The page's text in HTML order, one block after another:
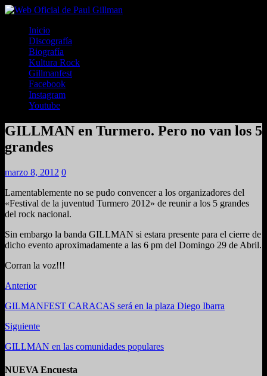
Inicio
Discografía
Biografía
Kultura Rock
Gillmanfest
Facebook
Instagram
Youtube
GILLMAN en Turmero. Pero no van los 5
grandes
marzo 8, 2012 0
Lamentablemente no se pudo convencer a los organizadores del
«Festival de la juventud Turmero 2012» de reunir a los 5 grandes
del rock nacional.
Sin embargo la banda GILLMAN si estara presente para el cierre de
dicho evento aproximadamente a las 6 pm del Domingo 29 de Abril.
Corran la voz!!!
Anterior
GILMANFEST CARACAS será en la plaza Diego Ibarra
Siguiente
GILLMAN en las comunidades populares
NUEVA Encuesta